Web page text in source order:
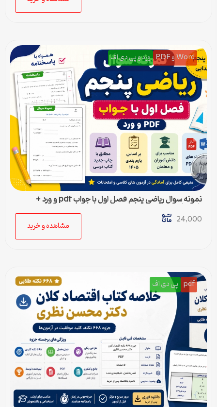
Word و PDF ورد و پی دی اف
نمونه سوال ریاضی پنجم فصل اول با جواب pdf و ورد +
پاسخنامه
24,000
مشاهده و خرید
pdf پی دی اف